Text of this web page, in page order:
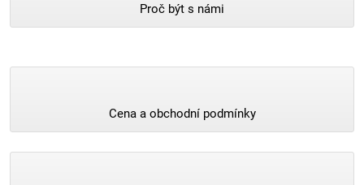
Proč být s námi
Cena a obchodní podmínky